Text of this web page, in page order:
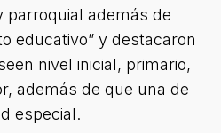
parroquial además de
educativo” y destacaron
nivel inicial, primario,
además de que una de
especial.